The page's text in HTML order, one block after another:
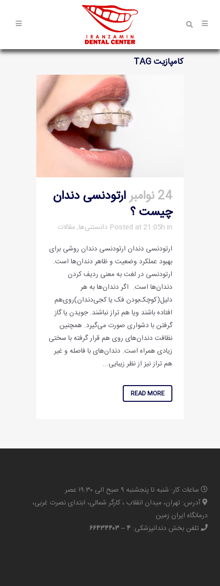
کامپازیت TAG
24 نوامبر
ارتودنسی دندان
چیست ؟
Posted at 21:05h in دانستنی‌ها,مقالات
ارتودنسی دندان ارتودنسی دندان روشی برای
بهبود عملکرد وضعیت و ظاهر دندان‌ها است.
ارتودنسی در لغت به معنی ردیف کردن
دندان‌ها است. اگر دندان‌ها به هر
دلیل(کوچک‌بودن فک یا کجی‌دندان)روی‌هم
افتاده باشند و‌یا هم تراز نباشند. جویدن یا گاز
گرفتن با دشواری صورت می‌گیرد. همچنین
نظافت دندان‌های روی هم قرار گرفته با سختی
زیادی همراه است. دندان‌های با فاصله و غیر
هم تراز نیز از نظر زیبایی...
READ MORE
ساعات کار: شنبه تا پنجشنبه ۹ صبح الی ۱۹:۳۰ عصر
آدرس: تهران، میدان انقلاب ، کارگر شمالی، ابتدای نصرت غربی،
درمانگاه ایران زمین
تلفن بخش دندانپزشکی: ۴ – ۶۶۴۳۴۴۰۳